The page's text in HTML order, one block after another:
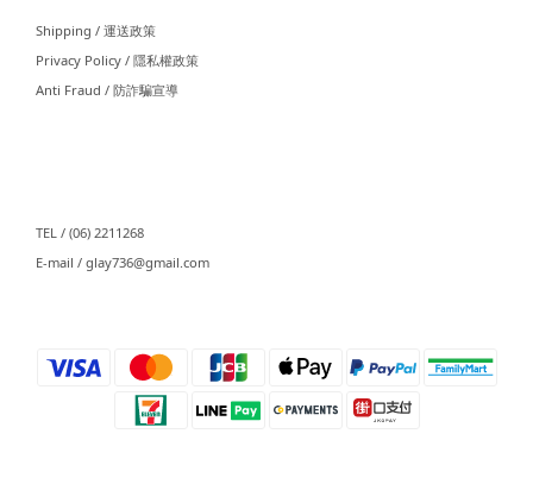
Shipping / 運送政策
Privacy Policy / 隱私權政策
Anti Fraud / 防詐騙宣導
TEL / (06) 2211268
E-mail / glay736@gmail.com⠀⠀